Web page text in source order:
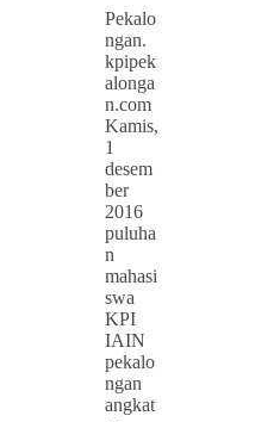
Pekalo
ngan.
kpipek
alonga
n.com
Kamis,
1
desem
ber
2016
puluha
n
mahasi
swa
KPI
IAIN
pekalo
ngan
angkat